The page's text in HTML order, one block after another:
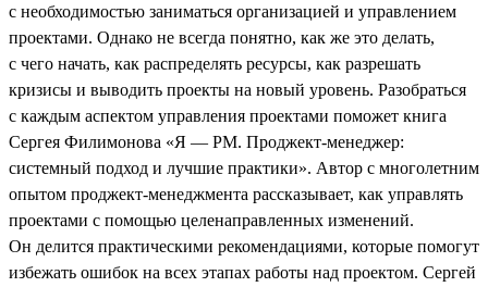
с необходимостью заниматься организацией и управлением
проектами. Однако не всегда понятно, как же это делать,
с чего начать, как распределять ресурсы, как разрешать
кризисы и выводить проекты на новый уровень. Разобраться
с каждым аспектом управления проектами поможет книга
Сергея Филимонова «Я — РМ. Проджект-менеджер:
системный подход и лучшие практики». Автор с многолетним
опытом проджект-менеджмента рассказывает, как управлять
проектами с помощью целенаправленных изменений.
Он делится практическими рекомендациями, которые помогут
избежать ошибок на всех этапах работы над проектом. Сергей